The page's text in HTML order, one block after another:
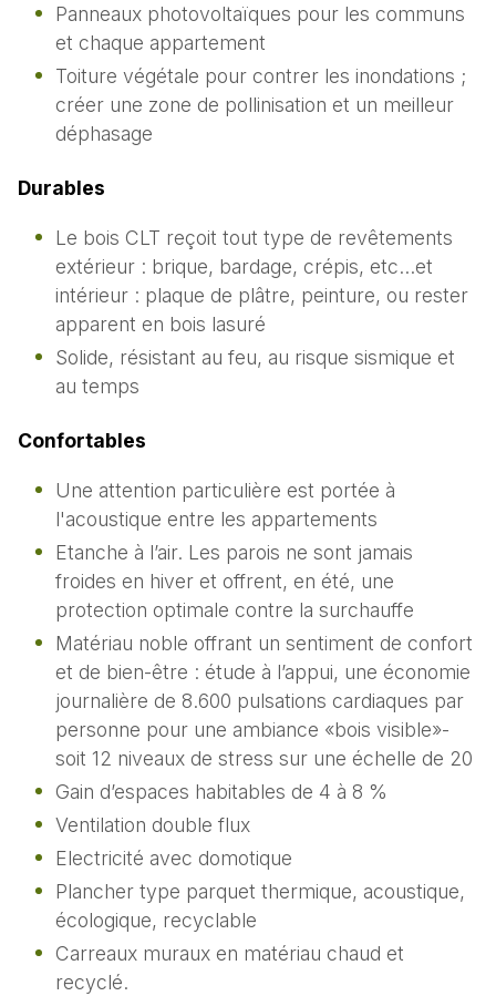
Panneaux photovoltaïques pour les communs
et chaque appartement
Toiture végétale pour contrer les inondations ;
créer une zone de pollinisation et un meilleur
déphasage
Durables
Le bois CLT reçoit tout type de revêtements
extérieur : brique, bardage, crépis, etc…et
intérieur : plaque de plâtre, peinture, ou rester
apparent en bois lasuré
Solide, résistant au feu, au risque sismique et
au temps
Confortables
Une attention particulière est portée à
l'acoustique entre les appartements
Etanche à l’air. Les parois ne sont jamais
froides en hiver et offrent, en été, une
protection optimale contre la surchauffe
Matériau noble offrant un sentiment de confort
et de bien-être : étude à l’appui, une économie
journalière de 8.600 pulsations cardiaques par
personne pour une ambiance «bois visible»-
soit 12 niveaux de stress sur une échelle de 20
Gain d’espaces habitables de 4 à 8 %
Ventilation double flux
Electricité avec domotique
Plancher type parquet thermique, acoustique,
écologique, recyclable
Carreaux muraux en matériau chaud et
recyclé.